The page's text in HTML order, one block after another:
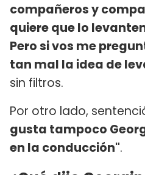
compañeros y
quiere que lo
Pero si vos me
tan mal la idea de
sin filtros.
Por otro lado,
gusta tampoco
en la conducción".